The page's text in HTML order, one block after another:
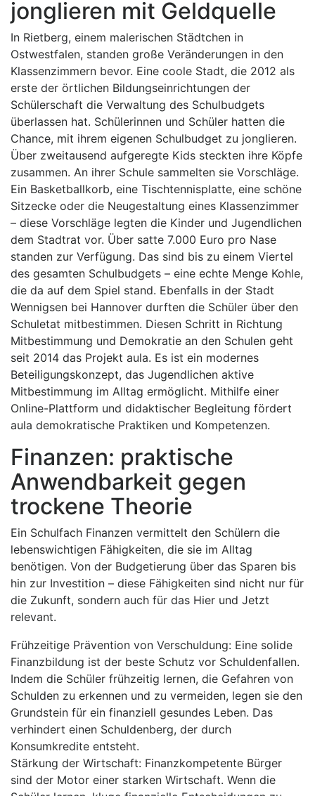
jonglieren mit Geldquelle
In Rietberg, einem malerischen Städtchen in
Ostwestfalen, standen große Veränderungen in den
Klassenzimmern bevor. Eine coole Stadt, die 2012 als
erste der örtlichen Bildungseinrichtungen der
Schülerschaft die Verwaltung des Schulbudgets
überlassen hat. Schülerinnen und Schüler hatten die
Chance, mit ihrem eigenen Schulbudget zu jonglieren.
Über zweitausend aufgeregte Kids steckten ihre Köpfe
zusammen. An ihrer Schule sammelten sie Vorschläge.
Ein Basketballkorb, eine Tischtennisplatte, eine schöne
Sitzecke oder die Neugestaltung eines Klassenzimmer
– diese Vorschläge legten die Kinder und Jugendlichen
dem Stadtrat vor. Über satte 7.000 Euro pro Nase
standen zur Verfügung. Das sind bis zu einem Viertel
des gesamten Schulbudgets – eine echte Menge Kohle,
die da auf dem Spiel stand. Ebenfalls in der Stadt
Wennigsen bei Hannover durften die Schüler über den
Schuletat mitbestimmen. Diesen Schritt in Richtung
Mitbestimmung und Demokratie an den Schulen geht
seit 2014 das Projekt aula. Es ist ein modernes
Beteiligungskonzept, das Jugendlichen aktive
Mitbestimmung im Alltag ermöglicht. Mithilfe einer
Online-Plattform und didaktischer Begleitung fördert
aula demokratische Praktiken und Kompetenzen.
Finanzen: praktische
Anwendbarkeit gegen
trockene Theorie
Ein Schulfach Finanzen vermittelt den Schülern die
lebenswichtigen Fähigkeiten, die sie im Alltag
benötigen. Von der Budgetierung über das Sparen bis
hin zur Investition – diese Fähigkeiten sind nicht nur für
die Zukunft, sondern auch für das Hier und Jetzt
relevant.
Frühzeitige Prävention von Verschuldung: Eine solide
Finanzbildung ist der beste Schutz vor Schuldenfallen.
Indem die Schüler frühzeitig lernen, die Gefahren von
Schulden zu erkennen und zu vermeiden, legen sie den
Grundstein für ein finanziell gesundes Leben. Das
verhindert einen Schuldenberg, der durch
Konsumkredite entsteht.
Stärkung der Wirtschaft: Finanzkompetente Bürger
sind der Motor einer starken Wirtschaft. Wenn die